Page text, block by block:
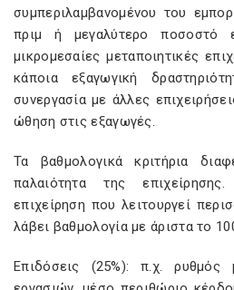
συμπεριλαμβανομένου του
πριμ ή μεγαλύτερο ποσοστό
μικρομεσαίες μεταποιητικές
κάποια εξαγωγική
συνεργασία με άλλες
ώθηση στις εξαγωγές.
Τα βαθμολογικά κριτήρια
παλαιότητα της
επιχείρηση που λειτουργεί
λάβει βαθμολογία με άριστα το
Επιδόσεις (25%): π.χ. ρυθμός